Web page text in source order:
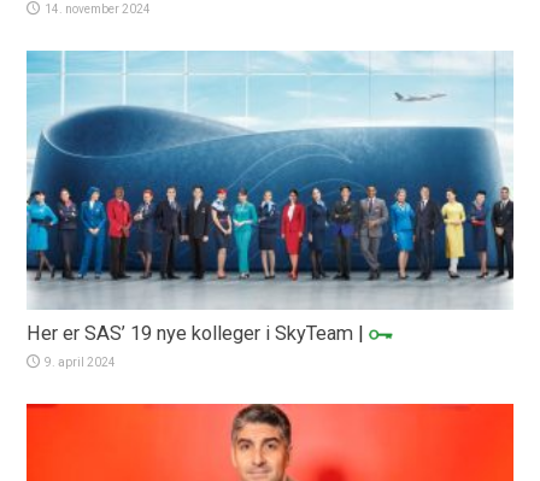
14. november 2024
Her er SAS’ 19 nye kolleger i SkyTeam |
9. april 2024